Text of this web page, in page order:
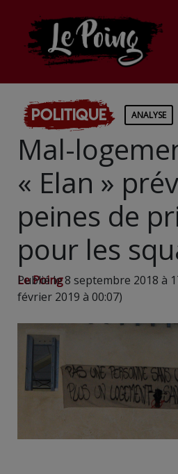
Politique ANALYSE
Mal-
« Elan »
peines de
pour les
Le Poing
Publié le 8 septembre 2018 à
février 2019 à 00:07)